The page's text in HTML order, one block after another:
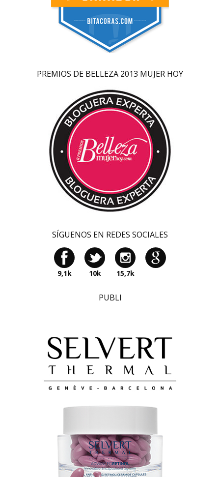
PREMIOS DE BELLEZA 2013 MUJER HOY
SÍGUENOS EN REDES SOCIALES
9,1k 10k 15,7k
PUBLI